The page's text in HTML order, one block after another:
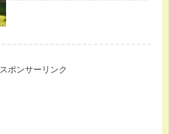
スポンサーリンク